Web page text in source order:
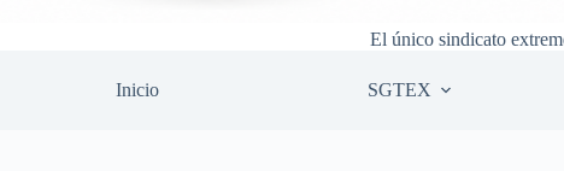
El único sindicato
Inicio SGTEX